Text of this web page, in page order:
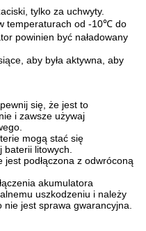
tylko za uchwyty.
temperaturach od -10℃ do
powinien być naładowany
aby była aktywna, aby
się, że jest to
i zawsze używaj
mogą stać się
litowych.
podłączona z odwróconą
akumulatora
uszkodzeniu i należy
nie jest sprawa gwarancyjna.